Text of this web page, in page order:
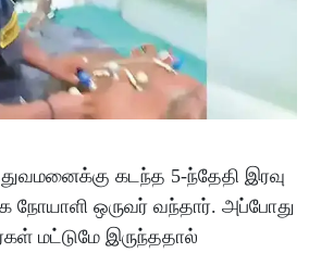
கடந்த 5-ந்தேதி இரவு
நோயாளி ஒருவர் வந்தார். அப்போது
மட்டுமே இருந்ததால்